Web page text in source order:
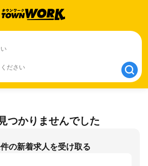
ださい
つかりませんでした
の新着求人を受け取る